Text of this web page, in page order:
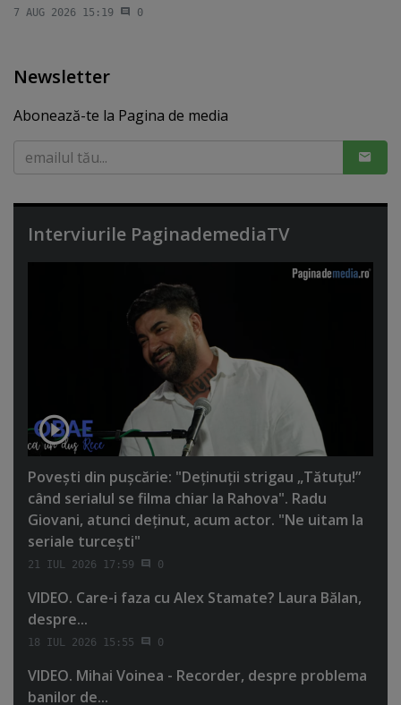
7 AUG 2026 15:19 0
Newsletter
Abonează-te la Pagina de media
Interviurile PaginademediaTV
Poveşti din puşcărie: "Deţinuţii strigau „Tătuţu!”
când serialul se filma chiar la Rahova". Radu
Giovani, atunci deţinut, acum actor. "Ne uitam la
seriale turceşti"
21 IUL 2026 17:59 0
VIDEO. Care-i faza cu Alex Stamate? Laura Bălan,
despre...
18 IUL 2026 15:55 0
VIDEO. Mihai Voinea - Recorder, despre problema
banilor de...